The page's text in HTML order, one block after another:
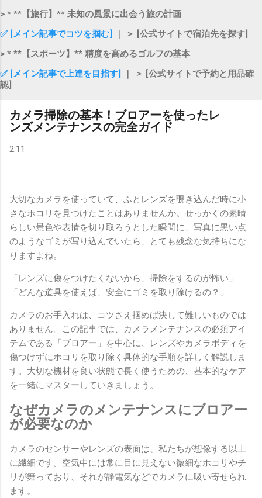
> * **【旅行】** 未知の風景に出会う旅の計画
✅ [メイン記事でコツを掴む]
｜ ＞ [公式サイトで宿泊先を探す]
> * **【スポーツ】** 精度を高めるゴルフの基本
✅ [メイン記事で上達を目指す]
｜ ＞ [公式サイトで予約と用品確
認]
カメラ掃除の基本！ブロアーを使ったレ
ンズメンテナンスの完全ガイド
2:11
大切なカメラを使っていて、ふとレンズを覗き込んだ時に小
さなホコリを見つけたことはありませんか。せっかくの素晴
らしい景色や表情を切り取ろうとした瞬間に、写真に黒い点
のようなゴミが写り込んでいたら、とても残念な気持ちにな
りますよね。
「レンズに傷をつけたくないから、掃除をするのが怖い」
「どんな道具を使えば、安全にゴミを取り除けるの？」
カメラのお手入れは、コツさえ掴めば決して難しいものでは
ありません。この記事では、カメラメンテナンスの必須アイ
テムである「ブロアー」を中心に、レンズやカメラボディを
傷つけずにホコリを取り除く具体的な手順を詳しく解説しま
す。大切な機材を良い状態で長く使うための、基本的なケア
を一緒にマスターしていきましょう。
なぜカメラのメンテナンスにブロアー
が必要なのか
カメラのセンサーやレンズの表面は、私たちが想像する以上
に繊細です。空気中には常に目に見えない微細なホコリやチ
リが舞っており、それが静電気などでカメラに吸い寄せられ
ます。